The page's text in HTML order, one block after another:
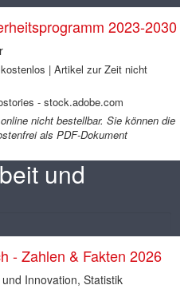
2023-2030
| Artikel zur Zeit nicht
- stock.adobe.com
nicht bestellbar. Sie können die
als PDF-Dokument
und
- Zahlen & Fakten 2026
Innovation, Statistik